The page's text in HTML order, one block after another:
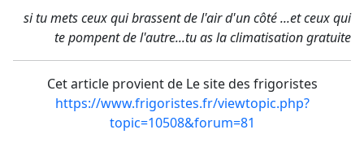
si tu mets ceux qui brassent de l'air d'un côté ...et ceux qui
te pompent de l'autre...tu as la climatisation gratuite
Cet article provient de Le site des frigoristes
https://www.frigoristes.fr/viewtopic.php?
topic=10508&forum=81